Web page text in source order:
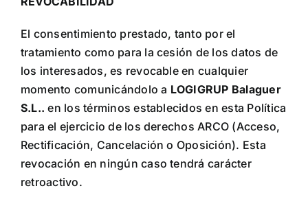
El consentimiento prestado, tanto por el
tratamiento como para la cesión de los datos de
los interesados, es revocable en cualquier
momento comunicándolo a LOGIGRUP Balaguer
S.L..en los términos establecidos en esta Política
para el ejercicio de los derechos ARCO (Acceso,
Rectificación, Cancelación o Oposición). Esta
revocación en ningún caso tendrá carácter
retroactivo.